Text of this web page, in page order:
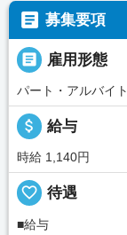
 募集要項
 雇用形態
パート・アルバイト
attach_money 給与
時給 1,140円
favorite_border 待遇
■給与